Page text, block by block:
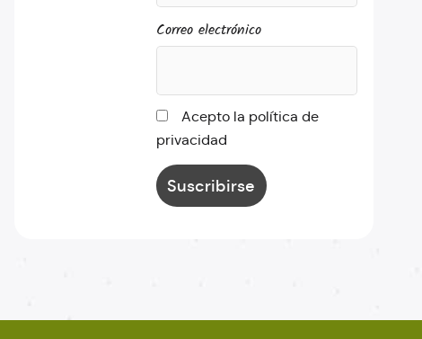
Correo electrónico
Acepto la política de
privacidad